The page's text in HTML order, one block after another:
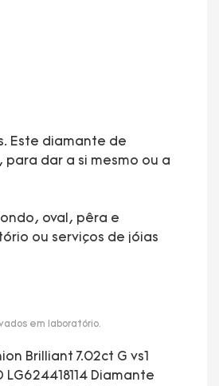
Este diamante de
dar a si mesmo ou a
oval, pêra e
ou serviços de jóias
em laboratório.